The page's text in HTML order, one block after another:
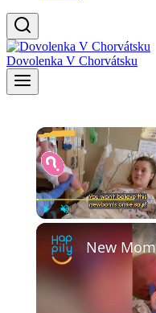
Dovolenka V Chorvátsku